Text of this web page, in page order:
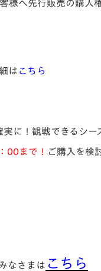
様へ先行販売の購入
は こちら
に！観戦できるシー
00まで！ ご購入を検
なさまは こちら